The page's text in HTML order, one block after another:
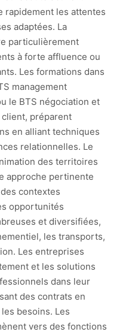
rapidement les attentes
adaptées. La
particulièrement
à forte affluence ou
Les formations dans
management
le BTS négociation et
préparent
en alliant techniques
relationnelles. Le
des territoires
approche pertinente
contextes
opportunités
et diversifiées,
les transports,
Les entreprises
et les solutions
dans leur
des contrats en
besoins. Les
vers des fonctions